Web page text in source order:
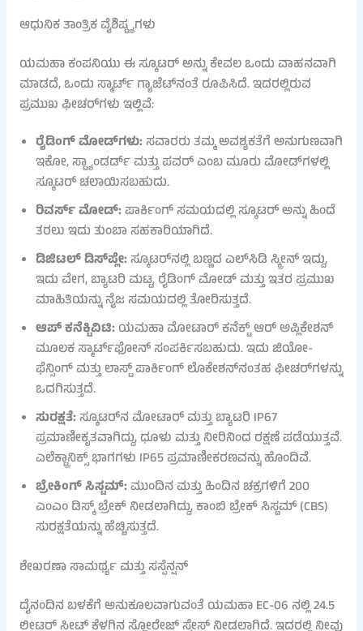
ಆಧುನಿಕ ತಾಂತ್ರಿಕ ವೈಶಿಷ್ಟ್ಯಗಳು
ಯಮಹಾ ಕಂಪನಿಯು ಈ ಸ್ಕೂಟರ್ ಅನ್ನು ಕೇವಲ ಒಂದು ವಾಹನವಾಗಿ
ಮಾಡದೆ, ಒಂದು ಸ್ಮಾರ್ಟ್ ಗ್ಯಾಜೆಟ್‌ನಂತೆ ರೂಪಿಸಿದೆ. ಇದರಲ್ಲಿರುವ
ಪ್ರಮುಖ ಫೀಚರ್‌ಗಳು ಇಲ್ಲಿವೆ:
ರೈಡಿಂಗ್ ಮೋಡ್‌ಗಳು:ಸವಾರರು ತಮ್ಮ ಅವಶ್ಯಕತೆಗೆ ಅನುಗುಣವಾಗಿ
ಇಕೋ, ಸ್ಟ್ಯಾಂಡರ್ಡ್ ಮತ್ತು ಪವರ್ ಎಂಬ ಮೂರು ಮೋಡ್‌ಗಳಲ್ಲಿ
ಸ್ಕೂಟರ್ ಚಲಾಯಿಸಬಹುದು.
ರಿವರ್ಸ್ ಮೋಡ್:ಪಾರ್ಕಿಂಗ್ ಸಮಯದಲ್ಲಿ ಸ್ಕೂಟರ್ ಅನ್ನು ಹಿಂದೆ
ತರಲು ಇದು ತುಂಬಾ ಸಹಕಾರಿಯಾಗಿದೆ.
ಡಿಜಿಟಲ್ ಡಿಸ್‌ಪ್ಲೇ:ಸ್ಕೂಟರ್‌ನಲ್ಲಿ ಬಣ್ಣದ ಎಲ್‌ಸಿಡಿ ಸ್ಕ್ರೀನ್ ಇದ್ದು,
ಇದು ವೇಗ, ಬ್ಯಾಟರಿ ಮಟ್ಟ, ರೈಡಿಂಗ್ ಮೋಡ್ ಮತ್ತು ಇತರ ಪ್ರಮುಖ
ಮಾಹಿತಿಯನ್ನು ನೈಜ ಸಮಯದಲ್ಲಿ ತೋರಿಸುತ್ತದೆ.
ಆಪ್ ಕನೆಕ್ಟಿವಿಟಿ: ಯಮಹಾ ಮೋಟಾರ್ ಕನೆಕ್ಟ್ ಆರ್ ಅಪ್ಲಿಕೇಶನ್
ಮೂಲಕ ಸ್ಮಾರ್ಟ್‌ಫೋನ್ ಸಂಪರ್ಕಿಸಬಹುದು. ಇದು ಜಿಯೋ-
ಫೆನ್ಸಿಂಗ್ ಮತ್ತು ಲಾಸ್ಟ್ ಪಾರ್ಕಿಂಗ್ ಲೊಕೇಶನ್‌ನಂತಹ ಫೀಚರ್‌ಗಳನ್ನು
ಒದಗಿಸುತ್ತದೆ.
ಸುರಕ್ಷತೆ:ಸ್ಕೂಟರ್‌ನ ಮೋಟಾರ್ ಮತ್ತು ಬ್ಯಾಟರಿ IP67
ಪ್ರಮಾಣೀಕೃತವಾಗಿದ್ದು, ಧೂಳು ಮತ್ತು ನೀರಿನಿಂದ ರಕ್ಷಣೆ ಪಡೆಯುತ್ತವೆ.
ಎಲೆಕ್ಟ್ರಾನಿಕ್ಸ್ ಭಾಗಗಳು IP65 ಪ್ರಮಾಣೀಕರಣವನ್ನು ಹೊಂದಿವೆ.
ಬ್ರೇಕಿಂಗ್ ಸಿಸ್ಟಮ್:ಮುಂದಿನ ಮತ್ತು ಹಿಂದಿನ ಚಕ್ರಗಳಿಗೆ 200
ಎಂಎಂ ಡಿಸ್ಕ್ ಬ್ರೇಕ್ ನೀಡಲಾಗಿದ್ದು, ಕಾಂಬಿ ಬ್ರೇಕ್ ಸಿಸ್ಟಮ್ (CBS)
ಸುರಕ್ಷತೆಯನ್ನು ಹೆಚ್ಚಿಸುತ್ತದೆ.
ಶೇಖರಣಾ ಸಾಮರ್ಥ್ಯ ಮತ್ತು ಸಸ್ಪೆನ್ಷನ್
ದೈನಂದಿನ ಬಳಕೆಗೆ ಅನುಕೂಲವಾಗುವಂತೆ ಯಮಹಾ EC-06 ನಲ್ಲಿ 24.5